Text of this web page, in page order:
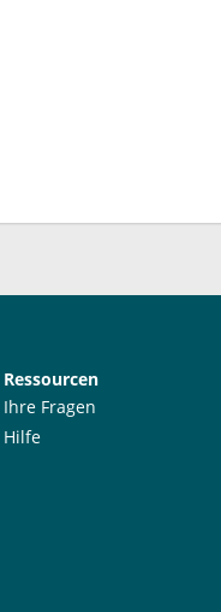
Ressourcen
Ihre Fragen
Hilfe